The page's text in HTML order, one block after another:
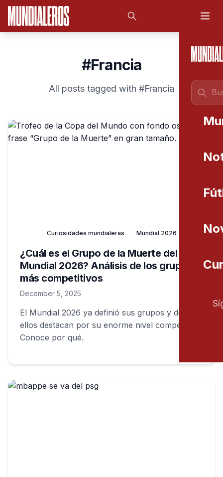
Saltar al contenido principal
#Francia
All posts tagged with #Francia
Curiosidades mundialeras Mundial 2026
¿Cuál es el Grupo de la Muerte del
Mundial 2026? Análisis de los grupos
más competitivos
December 5, 2025
El Mundial 2026 ya definió sus grupos y dos de
ellos destacan por su enorme nivel competitivo.
Conoce por qué.